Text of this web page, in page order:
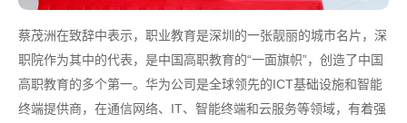
蔡茂洲在致辞中表示，职业教育是深圳的一张靓丽的城市名片，深
职院作为其中的代表，是中国高职教育的“一面旗帜”，创造了中国
高职教育的多个第一。华为公司是全球领先的ICT基础设施和智能
终端提供商，在通信网络、IT、智能终端和云服务等领域，有着强